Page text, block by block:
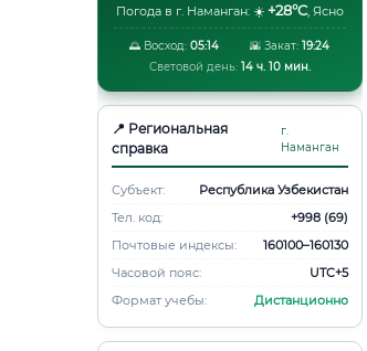
Погода в г. Наманган: ☀️ +28°C, Ясно
🌅 Восход: 05:14 🌇 Закат:19:24
Световой день: 14 ч. 10 мин.
📍 Региональная
справка
г.
Наманган
Субъект:
Республика Узбекистан
Тел. код:
+998 (69)
Почтовые индексы:
160100–160130
Часовой пояс:
UTC+5
Формат учебы:
Дистанционно